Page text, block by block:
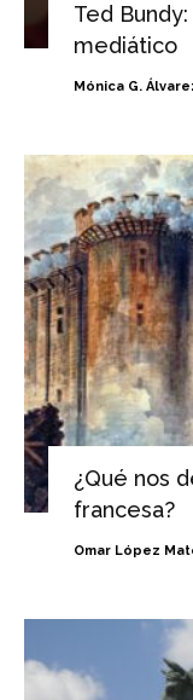
Ted
mediático
Mónica G.
¿Qué nos
francesa?
Omar López